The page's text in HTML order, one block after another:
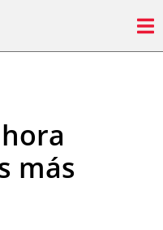
más